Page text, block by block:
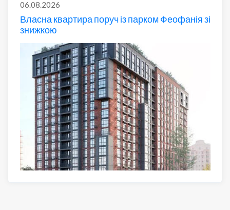
06.08.2026
Власна квартира поруч із парком Феофанія зі
знижкою